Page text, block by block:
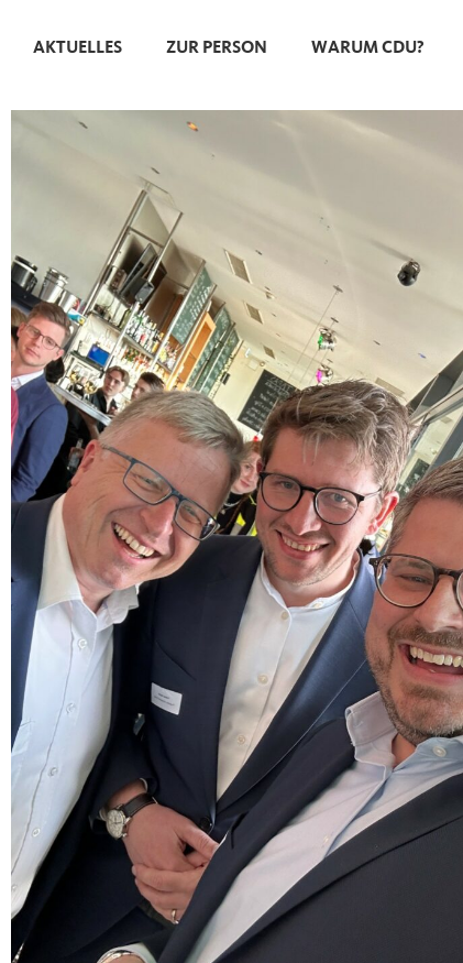
AKTUELLES ZUR PERSON WARUM CDU?